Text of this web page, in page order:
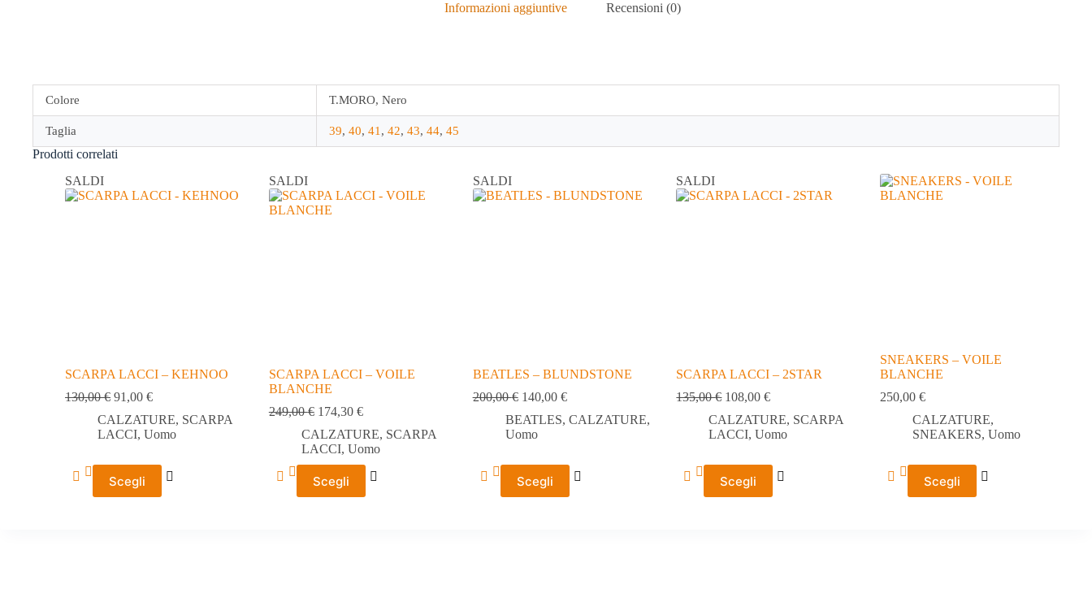
Informazioni aggiuntive Recensioni (0)
Colore T.MORO, Nero
Taglia 39, 40, 41 , 42, 43, 44, 45
Prodotti correlati
SALDI
SCARPA LACCI – KEHNOO
130,00€ 91,00 €
CALZATURE, SCARPA
LACCI, Uomo
Scegli
Questo
prodotto
SALDI
SCARPA LACCI – VOILE
BLANCHE
249,00€ 174,30 €
CALZATURE, SCARPA
LACCI, Uomo
Scegli
Questo
prodotto
SALDI
BEATLES – BLUNDSTONE
200,00€ 140,00 €
BEATLES, CALZATURE,
Uomo
Scegli
Questo
prodotto
SALDI
SCARPA LACCI – 2STAR
135,00€ 108,00€
CALZATURE, SCARPA
LACCI,Uomo
Scegli
Questo
prodotto
SNEAKERS – VOILE
BLANCHE
250,00€
CALZATURE,
SNEAKERS,Uomo
Scegli
Questo
prodotto